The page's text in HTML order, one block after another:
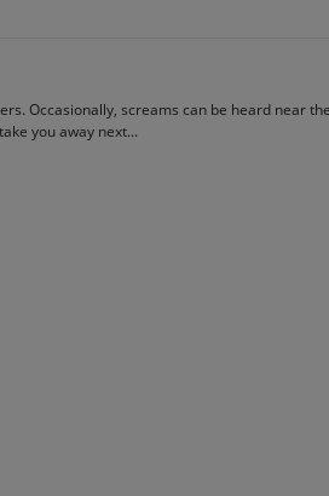
Occasionally, screams can be heard near
you away next...